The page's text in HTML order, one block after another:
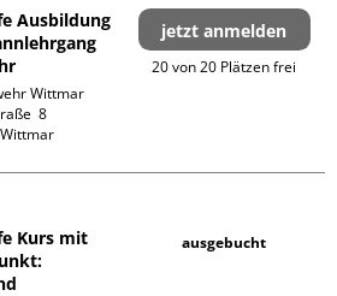
Ausbildung
Wittmar
8
jetzt anmelden
20 von 20 Plätzen frei
Kurs mit
ausgebucht